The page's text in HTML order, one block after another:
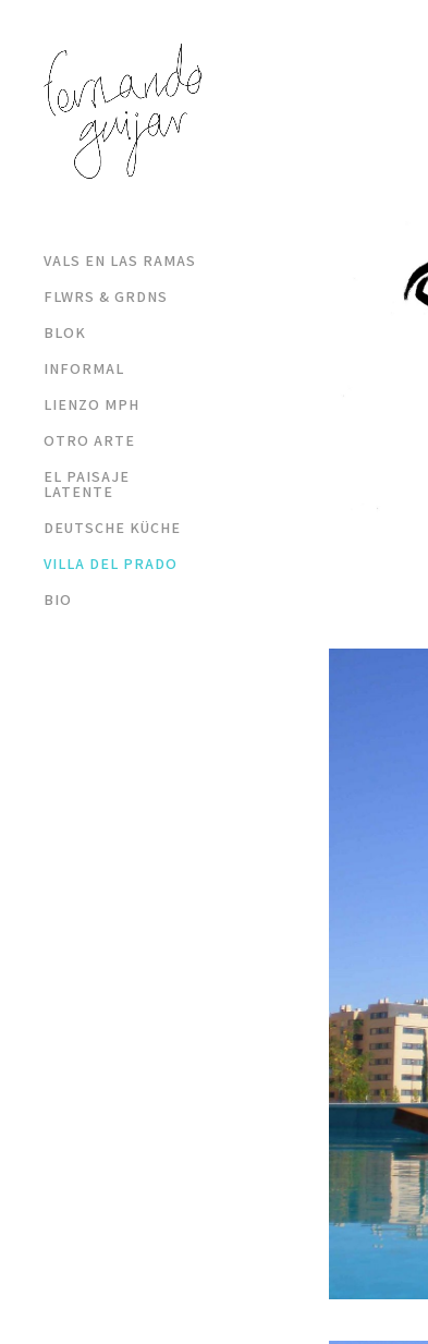
VALS EN LAS RAMAS
FLWRS & GRDNS
BLOK
INFORMAL
LIENZO MPH
OTRO ARTE
EL PAISAJE
LATENTE
DEUTSCHE KÜCHE
VILLA DEL PRADO
BIO